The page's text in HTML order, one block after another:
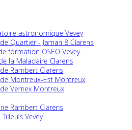
astronomique Vevey
Quartier - Jaman 8 Clarens
formation OSEO Vevey
la Maladaire Clarens
Rambert Clarens
Montreux-Est Montreux
Vernex Montreux
Rambert Clarens
Vevey